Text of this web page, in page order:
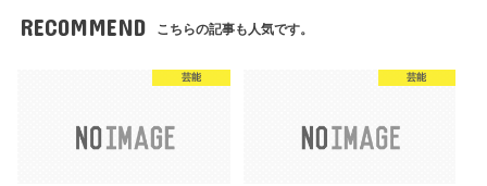
RECOMMEND こちらの記事も人気です。
芸能 芸能